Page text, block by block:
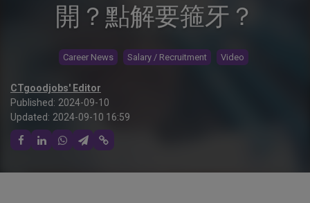
開？點解要箍牙？
Career News Salary / Recruitment Video
CTgoodjobs' Editor
Published: 2024-09-10
Updated: 2024-09-10 16:59